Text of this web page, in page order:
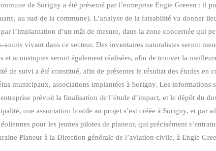
de Sorigny a été présenté par l’entreprise Engie Greeen : il
au sud de la commune). L’analyse de la faisabilité va donner
l’implantation d’un mât de mesure, dans la zone concernée qui
souris vivant dans ce secteur. Des inventaires naturalistes seront
et acoustiques seront également réalisées, afin de trouver la
de suivi a été constitué, afin de présenter le résultat des études
municipaux, associations implantées à Sorigny. Les informations
prévoit la finalisation de l’étude d’impact, et le dépôt du
une association hostile au projet s’est créée à Sorigny, et par
pour les jeunes pilotes de planeur, qui précisément
Planeur à la Direction générale de l’aviation civile, à Engie